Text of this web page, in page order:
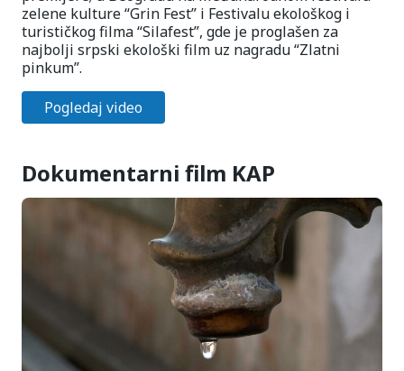
zelene kulture “Grin Fest” i Festivalu ekološkog i
turističkog filma “Silafest”, gde je proglašen za
najbolji srpski ekološki film uz nagradu “Zlatni
pinkum”.
Pogledaj video
Dokumentarni film KAP